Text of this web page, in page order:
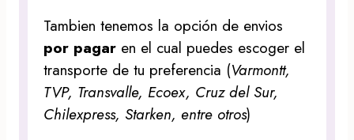
Tambien tenemos la opción de envios
por pagar en el cual puedes escoger el
transporte de tu preferencia (Varmontt,
TVP, Transvalle, Ecoex, Cruz del Sur,
Chilexpress, Starken, entre otros)